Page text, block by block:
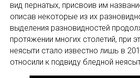
вид пернатых, присвоив им
описав некоторые из их
выделения разновидностей
протяжении многих столетий, при
неясыти стало известно лишь в
относили к подвиду бледной